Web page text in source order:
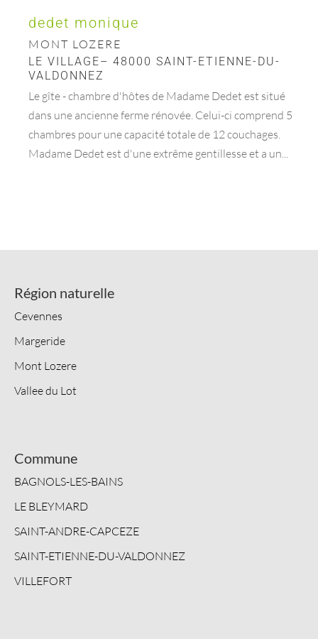
dedet monique
MONT LOZERE
LE VILLAGE– 48000 SAINT-ETIENNE-DU-
VALDONNEZ
Le gîte - chambre d'hôtes de Madame Dedet est situé
dans une ancienne ferme rénovée. Celui-ci comprend 5
chambres pour une capacité totale de 12 couchages.
Madame Dedet est d'une extrême gentillesse et a un...
Région naturelle
Cevennes
Margeride
Mont Lozere
Vallee du Lot
Commune
BAGNOLS-LES-BAINS
LE BLEYMARD
SAINT-ANDRE-CAPCEZE
SAINT-ETIENNE-DU-VALDONNEZ
VILLEFORT